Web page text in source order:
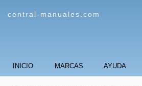
central-manuales.com
INICIO MARCAS AYUDA